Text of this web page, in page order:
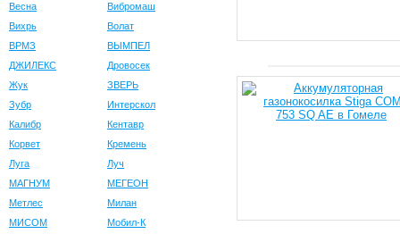
Весна
Вибромаш
Вихрь
Волат
ВРМЗ
ВЫМПЕЛ
ДЖИЛЕКС
Дровосек
Жук
ЗВЕРЬ
Зубр
Интерскол
Калибр
Кентавр
Корвет
Кремень
Луга
Луч
МАГНУМ
МЕГЕОН
Метлес
Милан
МИСОМ
Мобил-К